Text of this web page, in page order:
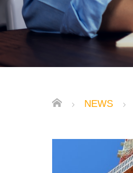
NEWS